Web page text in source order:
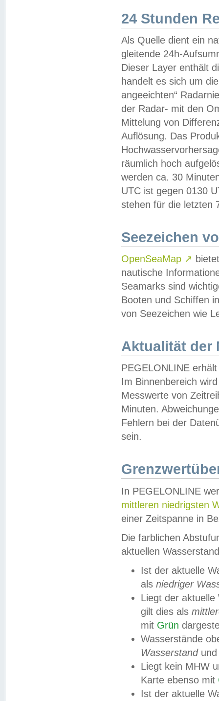
24 Stunden
Als Quelle dient ein
gleitende 24h-
Dieser Layer enthält
handelt es sich um
angeeichten“
der Radar- mit den
Mittelung von
Auflösung. Das
räumlich hoch
werden ca. 30
UTC ist gegen 0130
stehen für die letzten
Seezeichen
OpenSeaMap ↗
nautische
Seamarks sind
Booten und Schiffen
von Seezeichen wie
Aktualität der
PEGELONLINE
Im Binnenbereich
Messwerte von
Minuten.
Fehlern bei der
sein.
In PEGELONLINE
mittleren niedrigsten
einer Zeitspanne in
Die farblichen
aktuellen
Ist der aktuelle
als niedriger
Liegt der
gilt dies als
mit Grün
Wasserstände
Wasserstandund
Liegt kein MHW
Karte ebenso mit
Ist der aktuelle